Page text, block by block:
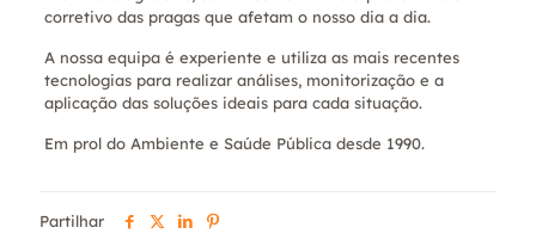
corretivo das pragas que afetam o nosso dia a dia.
A nossa equipa é experiente e utiliza as mais recentes
tecnologias para realizar análises, monitorização e a
aplicação das soluções ideais para cada situação.
Em prol do Ambiente e Saúde Pública desde 1990.
Partilhar